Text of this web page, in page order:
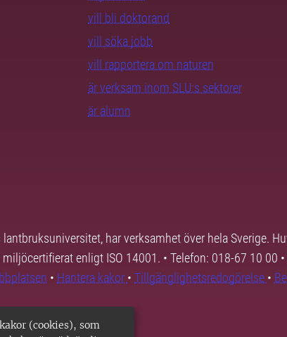
(cookies), som
vill bli doktorand
vill söka jobb
vill rapportera om naturen
är verksam inom SLU:s sektorer
är alumn
lantbruksuniversitet, har verksamhet över hela Sverige.
miljöcertifierat enligt ISO 14001. • Telefon: 018-67 10 00
• Hantera kakor • Tillgänglighetsredogörelse •